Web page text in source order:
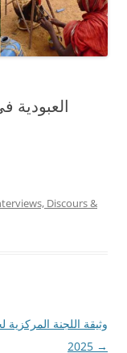
العبودية
Discours &
وثيقة اللجنة المركزية
→